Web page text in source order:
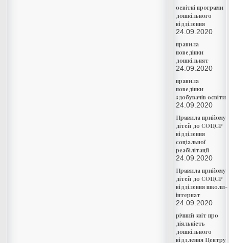
освітні програми
дошкільного
відділення
24.09.2020
правила
поведінки
дошкільнят
24.09.2020
правила
поведінки
здобувачів освіти
24.09.2020
Правила прийому
дітей до СОЦСР
відділення
соціальної
реабілітації
24.09.2020
Правила прийому
дітей до СОЦСР
відділення школи-
інтернат
24.09.2020
річний звіт про
діяльність
дошкільного
віддлення Центру